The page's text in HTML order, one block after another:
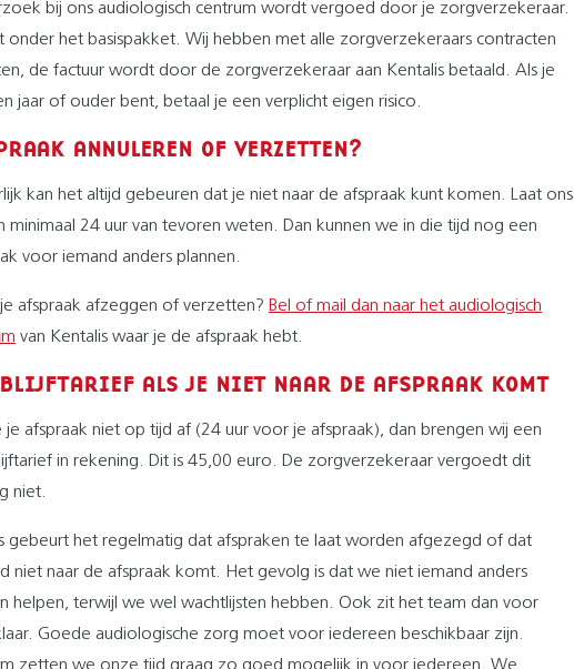
bij ons audiologisch centrum wordt vergoed door je zorgverzekeraar.
onder het basispakket. Wij hebben met alle zorgverzekeraars contracten
de factuur wordt door de zorgverzekeraar aan Kentalis betaald. Als je
jaar of ouder bent, betaal je een verplicht eigen risico.
ANNULEREN OF VERZETTEN?
kan het altijd gebeuren dat je niet naar de afspraak kunt komen. Laat ons
minimaal 24 uur van tevoren weten. Dan kunnen we in die tijd nog een
voor iemand anders plannen.
afspraak afzeggen of verzetten? Bel of mail dan naar het audiologisch
van Kentalis waar je de afspraak hebt.
ALS JE NIET NAAR DE AFSPRAAK KOMT
je afspraak niet op tijd af (24 uur voor je afspraak), dan brengen wij een
in rekening. Dit is 45,00 euro. De zorgverzekeraar vergoedt dit
niet.
gebeurt het regelmatig dat afspraken te laat worden afgezegd of dat
niet naar de afspraak komt. Het gevolg is dat we niet iemand anders
helpen, terwijl we wel wachtlijsten hebben. Ook zit het team dan voor
Goede audiologische zorg moet voor iedereen beschikbaar zijn.
zetten we onze tijd graag zo goed mogelijk in voor iedereen. We